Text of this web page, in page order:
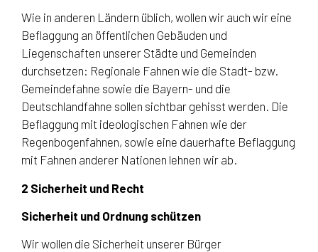
Wie in anderen Ländern üblich, wollen wir auch wir eine
Beflaggung an öffentlichen Gebäuden und
Liegenschaften unserer Städte und Gemeinden
durchsetzen: Regionale Fahnen wie die Stadt- bzw.
Gemeindefahne sowie die Bayern- und die
Deutschlandfahne sollen sichtbar gehisst werden. Die
Beflaggung mit ideologischen Fahnen wie der
Regenbogenfahnen, sowie eine dauerhafte Beflaggung
mit Fahnen anderer Nationen lehnen wir ab.
2 Sicherheit und Recht
Sicherheit und Ordnung schützen
Wir wollen die Sicherheit unserer Bürger